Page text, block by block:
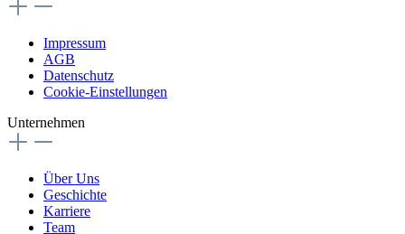
Impressum
AGB
Datenschutz
Cookie-Einstellungen
Unternehmen
Über Uns
Geschichte
Karriere
Team